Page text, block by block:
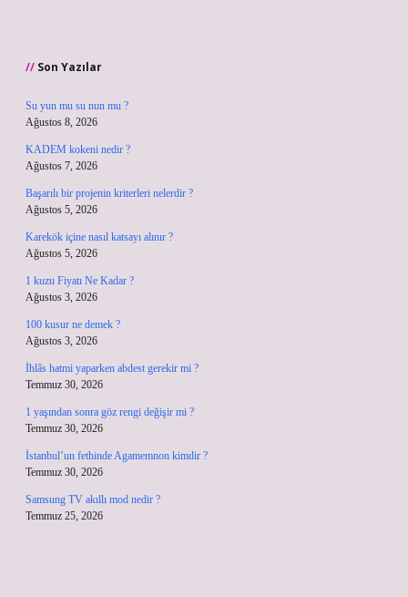
Son Yazılar
Su yun mu su nun mu ?
Ağustos 8, 2026
KADEM kokeni nedir ?
Ağustos 7, 2026
Başarılı bir projenin kriterleri nelerdir ?
Ağustos 5, 2026
Karekök içine nasıl katsayı alınır ?
Ağustos 5, 2026
1 kuzu Fiyatı Ne Kadar ?
Ağustos 3, 2026
100 kusur ne demek ?
Ağustos 3, 2026
İhlâs hatmi yaparken abdest gerekir mi ?
Temmuz 30, 2026
1 yaşından sonra göz rengi değişir mi ?
Temmuz 30, 2026
İstanbul’un fethinde Agamemnon kimdir ?
Temmuz 30, 2026
Samsung TV akıllı mod nedir ?
Temmuz 25, 2026